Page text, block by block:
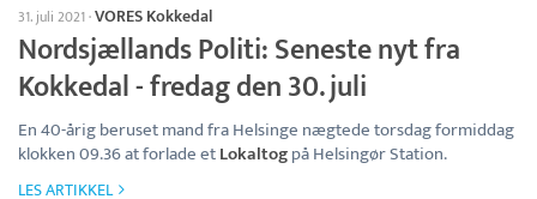
31. juli 2021·VORES Kokkedal
Nordsjællands Politi: Seneste nyt fra
Kokkedal - fredag den 30. juli
En 40-årig beruset mand fra Helsinge nægtede torsdag formiddag
klokken 09.36 at forlade etLokaltogpå Helsingør Station.
LES ARTIKKEL